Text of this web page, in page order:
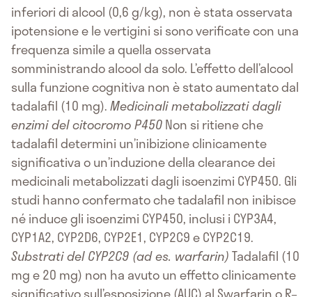
inferiori di alcool (0,6 g/kg), non è stata osservata
ipotensione e le vertigini si sono verificate con una
frequenza simile a quella osservata
somministrando alcool da solo. L’effetto dell’alcool
sulla funzione cognitiva non è stato aumentato dal
tadalafil (10 mg).Medicinali metabolizzati dagli
enzimi del citocromo P450Non si ritiene che
tadalafil determini un’inibizione clinicamente
significativa o un’induzione della clearance dei
medicinali metabolizzati dagli isoenzimi CYP450. Gli
studi hanno confermato che tadalafil non inibisce
né induce gli isoenzimi CYP450, inclusi i CYP3A4,
CYP1A2, CYP2D6, CYP2E1, CYP2C9 e CYP2C19.
Substrati del CYP2C9 (ad es. warfarin)Tadalafil (10
mg e 20 mg) non ha avuto un effetto clinicamente